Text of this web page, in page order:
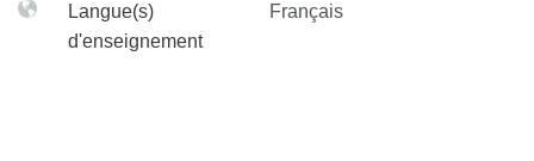
Langue(s)
d'enseignement
Français